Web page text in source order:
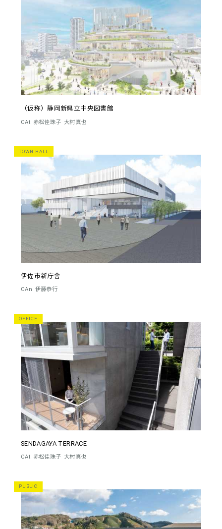
（仮称）静岡新県立中央図書館
CAt 赤松佳珠子 大村真也
TOWN HALL
伊佐市新庁舎
CAn 伊藤恭行
OFFICE
SENDAGAYA TERRACE
CAt 赤松佳珠子 大村真也
PUBLIC